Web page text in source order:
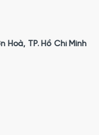
Hoà, TP. Hồ Chí Minh